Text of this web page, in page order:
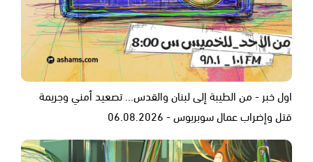
اول خبر - من الطيبة إلى لبنان والقدس... تصعيد أمني وجريمة
قتل وإضراب عمال سوبربوس - 06.08.2026